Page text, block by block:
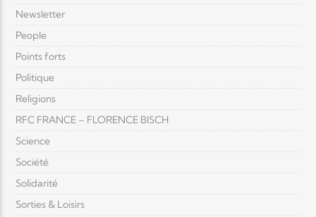
Newsletter
People
Points forts
Politique
Religions
RFC FRANCE – FLORENCE BISCH
Science
Société
Solidarité
Sorties & Loisirs